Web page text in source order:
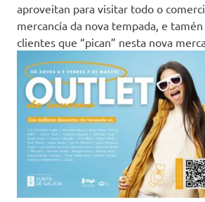
aproveitan para visitar todo o
mercancía da nova tempada, e
clientes que “pican” nesta nova